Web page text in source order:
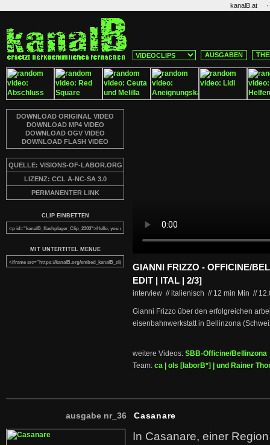
kanalB.at ·
AUSGABEN
DOWNLOAD ORIGINAL VIDEO
DOWNLOAD MP4 VIDEO
DOWNLOAD OGV VIDEO
DOWNLOAD FLASH VIDEO
QUELLE: VISIONS-OF-LABOR.ORG
LIZENZ: CCL A-NC-SA 3.0
PERMANENTER LINK
CLIP EINBETTEN
MIT UNTERTITEL MENUE
GIANNI FRIZZO - OFFICINE/
EDIT | ITAL | 2/3]
interview // italienisch // 12 min Min //
Gianni Frizzo über den erfolgreichen
eisenbahnwerkstatt in Bellinzona
weitere Videos: SBB-Officine/Bellinzona
Team: ca | ols [laborB*] | und Rainer
ausgabe nr_36 Casanare
In Casanare, einer